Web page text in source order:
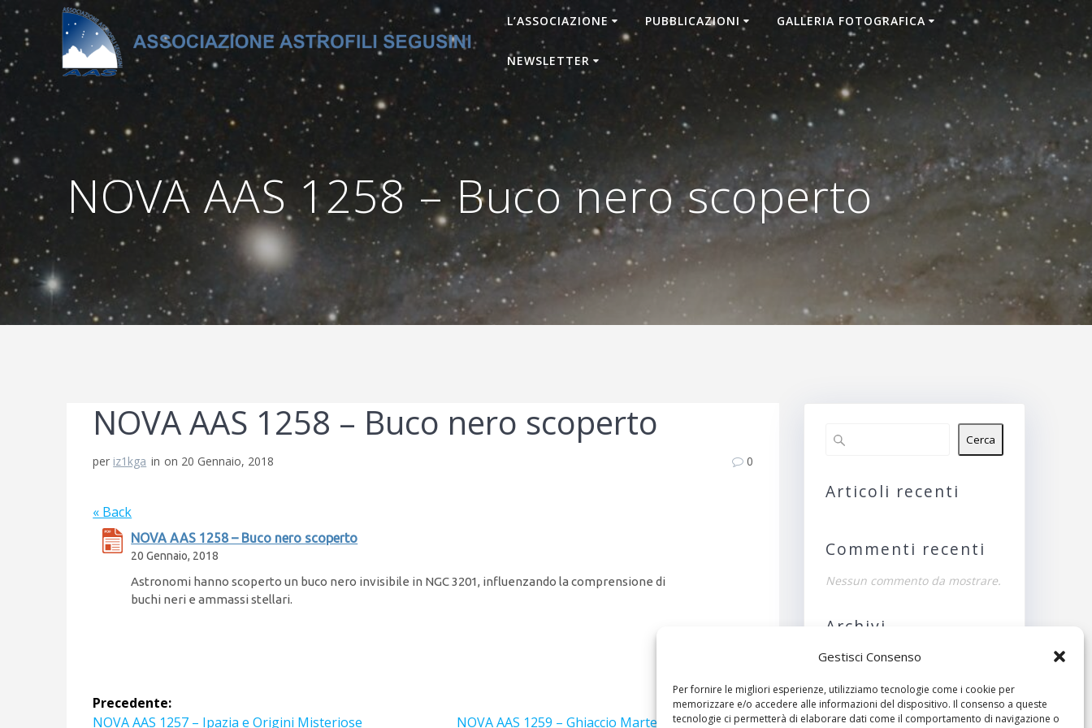
Gestisci Consenso
Per fornire le migliori esperienze, utilizziamo tecnologie come i cookie per
memorizzare e/o accedere alle informazioni del dispositivo. Il consenso a queste
tecnologie ci permetterà di elaborare dati come il comportamento di navigazione o
Salta
contenuto
L’ASSOCIAZIONE PUBBLICAZIONI GALLERIA FOTOGRAFICA
NEWSLETTER
NOVA AAS 1258 – Buco nero scoperto
NOVA AAS 1258 – Buco nero scoperto
per iz1kga in on 20 Gennaio, 2018 0
« Back
NOVA AAS 1258 – Buco nero scoperto
20 Gennaio, 2018
Astronomi hanno scoperto un buco nero invisibile in NGC 3201, influenzando la comprensione di
buchi neri e ammassi stellari.
Navigazione
Precedente:
Articolo
NOVA AAS 1257 – Ipazia e Origini Misteriose
Successivo:
Articolo
NOVA AAS 1259 – Ghiaccio Marte Sottosuperficie
Cerca
Articoli recenti
Commenti recenti
Nessun commento da mostrare.
Archivi
Nessun archivio da
Categorie